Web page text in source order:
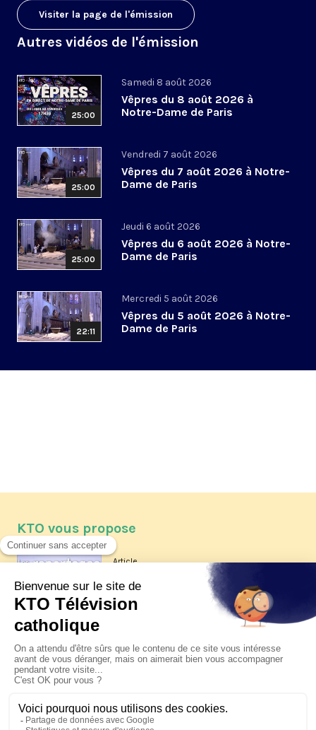
Visiter la page de l'émission
Autres vidéos de l'émission
25:00
Samedi 8 août 2026
Vêpres du 8 août 2026 à
Notre-Dame de Paris
25:00
Vendredi 7 août 2026
Vêpres du 7 août 2026 à Notre-
Dame de Paris
25:00
Jeudi 6 août 2026
Vêpres du 6 août 2026 à Notre-
Dame de Paris
22:11
Mercredi 5 août 2026
Vêpres du 5 août 2026 à Notre-
Dame de Paris
KTO vous propose
Article
Les reportages d'été 2026 de KTO
La visite pastorale du pape Léon
XIV à Assise à suivre sur KTO le
jeudi 6 août
Le pape en Uruguay, Argentine et
Pérou du 6 au 17 novembre 2026